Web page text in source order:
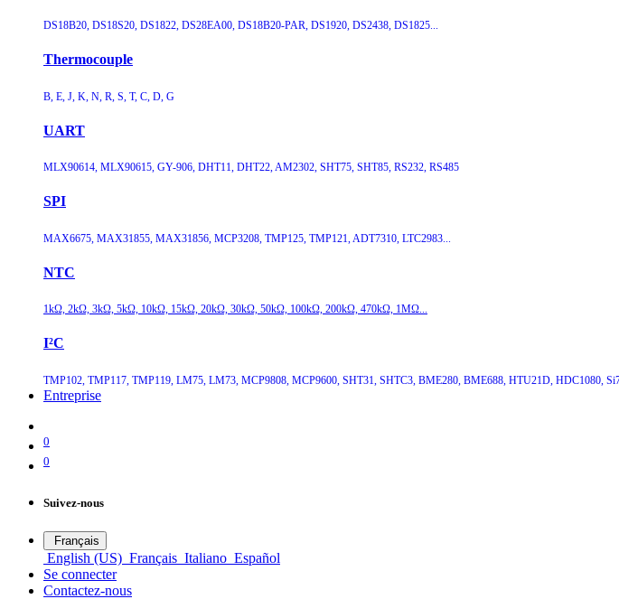
DS18B20, DS18S20, DS1822, DS28EA00, DS18B20-PAR, DS1920, DS2438, DS1825...
Thermocouple
B, E, J, K, N, R, S, T, C, D, G
UART
MLX90614, MLX90615, GY-906, DHT11, DHT22, AM2302, SHT75, SHT85, RS232, RS485
SPI
MAX6675, MAX31855, MAX31856, MCP3208, TMP125, TMP121, ADT7310, LTC2983...
NTC
1kΩ, 2kΩ, 3kΩ, 5kΩ, 10kΩ, 15kΩ, 20kΩ, 30kΩ, 50kΩ, 100kΩ, 200kΩ, 470kΩ, 1MΩ...
I²C
TMP102, TMP117, TMP119, LM75, LM73, MCP9808, MCP9600, SHT31, SHTC3, BME280, BME688, HTU21D, HDC1080,
Entreprise
0
0
Suivez-nous
Français
English (US) Français Italiano Español
Se connecter
Contactez-nous